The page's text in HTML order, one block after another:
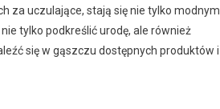
za uczulające, stają się nie tylko modnym
tylko podkreślić urodę, ale również
się w gąszczu dostępnych produktów i